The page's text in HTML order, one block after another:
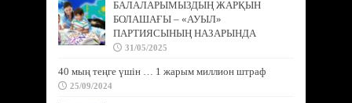
БАЛАЛАРЫМЫЗДЫҢ ЖАРҚЫН
БОЛАШАҒЫ – «АУЫЛ»
ПАРТИЯСЫНЫҢ НАЗАРЫНДА
31/05/2025
40 мың теңге үшін … 1 жарым миллион штраф
25/09/2024